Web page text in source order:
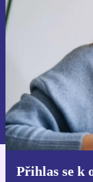
Přihlas se k
Informace o
Zásadách